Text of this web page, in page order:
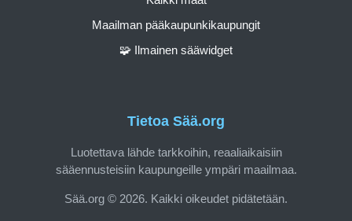
Tietoa Sää.org
Luotettava lähde tarkkoihin, reaaliaikaisiin
sääennusteisiin kaupungeille ympäri maailmaa.
Sää.org © 2026. Kaikki oikeudet pidätetään.
Maailman pääkaupunkikaupungit
🧩 Ilmainen sääwidget